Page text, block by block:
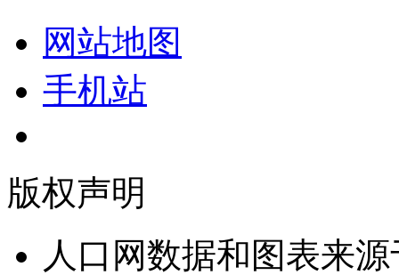
网站地图
手机站
版权声明
人口网数据和图表来